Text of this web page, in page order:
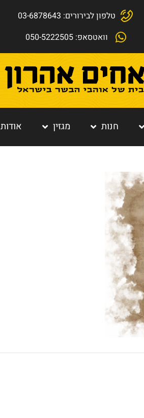
טלפון לבירורים: 03-6878643
וואטסאפ: 050-5222505
חנות מגזין אודות